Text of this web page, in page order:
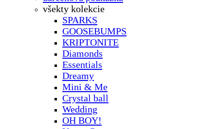
všekty kolekcie
SPARKS
GOOSEBUMPS
KRIPTONITE
Diamonds
Essentials
Dreamy
Mini & Me
Crystal ball
Wedding
OH BOY!